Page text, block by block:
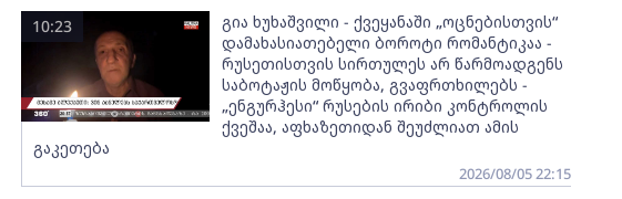
გია ხუხაშვილი - ქვეყანაში „ოცნებისთვის“
დამახასიათებელი ბოროტი რომანტიკაა -
რუსეთისთვის სირთულეს არ წარმოადგენს
საბოტაჟის მოწყობა, გვაფრთხილებს -
„ენგურჰესი“ რუსების ირიბი კონტროლის
ქვეშაა, აფხაზეთიდან შეუძლიათ ამის
გაკეთება
10:23
2026/08/05 22:15